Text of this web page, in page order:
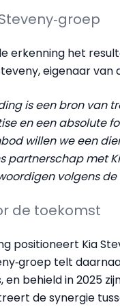
erkenning het
eigenaar van
is een bron van
en een absolute
willen we een
partnerschap met
volgens
de toekomst
positioneert Kia
telt
en behield in 2025
de synergie